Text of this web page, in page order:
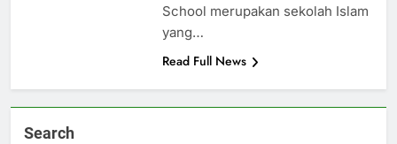
School merupakan sekolah Islam
yang…
Read Full News
Search